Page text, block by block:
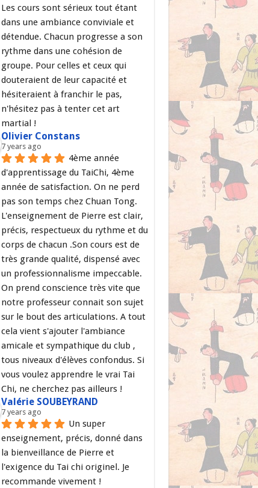
Les cours sont sérieux tout étant
dans une ambiance conviviale et
détendue. Chacun progresse a son
rythme dans une cohésion de
groupe. Pour celles et ceux qui
douteraient de leur capacité et
hésiteraient à franchir le pas,
n'hésitez pas à tenter cet art
martial !
Olivier Constans
7 years ago
4ème année
d'apprentissage du TaiChi, 4ème
année de satisfaction. On ne perd
pas son temps chez Chuan Tong.
L'enseignement de Pierre est clair,
précis, respectueux du rythme et du
corps de chacun .Son cours est de
très grande qualité, dispensé avec
un professionnalisme impeccable.
On prend conscience très vite que
notre professeur connait son sujet
sur le bout des articulations. A tout
cela vient s'ajouter l'ambiance
amicale et sympathique du club ,
tous niveaux d'élèves confondus. Si
vous voulez apprendre le vrai Tai
Chi, ne cherchez pas ailleurs !
Valérie SOUBEYRAND
7 years ago
Un super
enseignement, précis, donné dans
la bienveillance de Pierre et
l'exigence du Tai chi originel. Je
recommande vivement !